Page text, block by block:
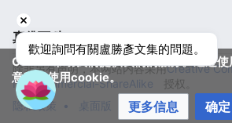
Cookie帮助我们提供我们的服务。通过使
意我们使用cookie。
更多信息 确定
真佛百科
除非另有声明，本网站内容采用Creative
NonCommercial-ShareAlike
授权。
隐私政策
桌面版
歡迎詢問有關盧勝彥文集的問題。